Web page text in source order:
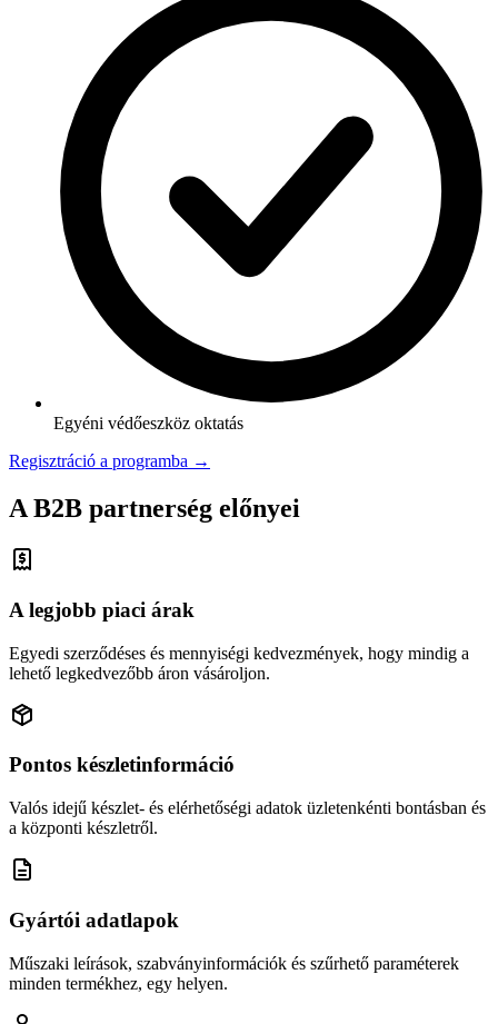
Egyéni védőeszköz oktatás
Regisztráció a programba →
A B2B partnerség előnyei
A legjobb piaci árak
Egyedi szerződéses és mennyiségi kedvezmények, hogy mindig a
lehető legkedvezőbb áron vásároljon.
Pontos készletinformáció
Valós idejű készlet- és elérhetőségi adatok üzletenkénti bontásban és
a központi készletről.
Gyártói adatlapok
Műszaki leírások, szabványinformációk és szűrhető paraméterek
minden termékhez, egy helyen.